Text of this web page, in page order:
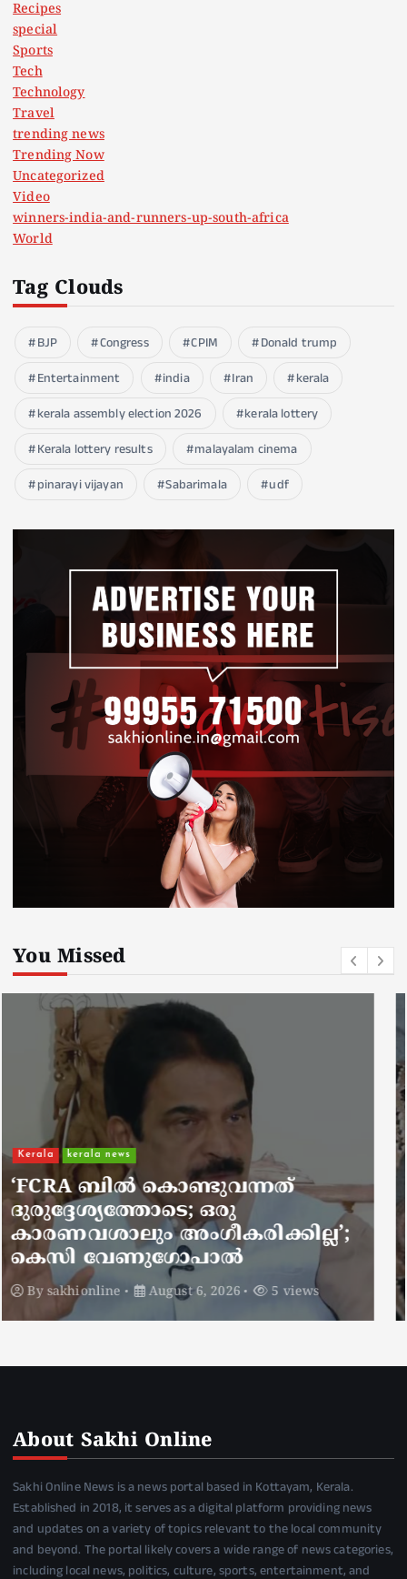
Recipes
special
Sports
Tech
Technology
Travel
trending news
Trending Now
Uncategorized
Video
winners-india-and-runners-up-south-africa
World
Tag Clouds
BJP Congress CPIM
Donald trump
Entertainment
india Iran
kerala
kerala assembly election 2026
kerala lottery
Kerala lottery results
malayalam cinema
pinarayi vijayan
Sabarimala udf
You Missed
Kerala kerala news
ചാലിശേരിയില്‍ സര്‍ക്കാര്‍
ജനകീയ ആരോഗ്യകേന്ദ്രത്തില്‍
നഴ്സിന് അണലിയുടെ കടിയേറ്റു;
അണലിയുടെ കടിയേറ്റത്
ഡ്യൂട്ടിക്കിടെ
Bysakhionline August 6, 2026 4 views
About Sakhi Online
Sakhi Online News is a news portal based in Kottayam, Kerala.
Established in 2018, it serves as a digital platform providing news
and updates on a variety of topics relevant to the local community
and beyond. The portal likely covers a wide range of news categories,
including local news, politics, culture, sports, entertainment, and